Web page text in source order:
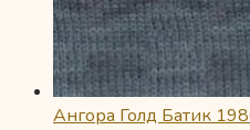
Ангора Голд Батик